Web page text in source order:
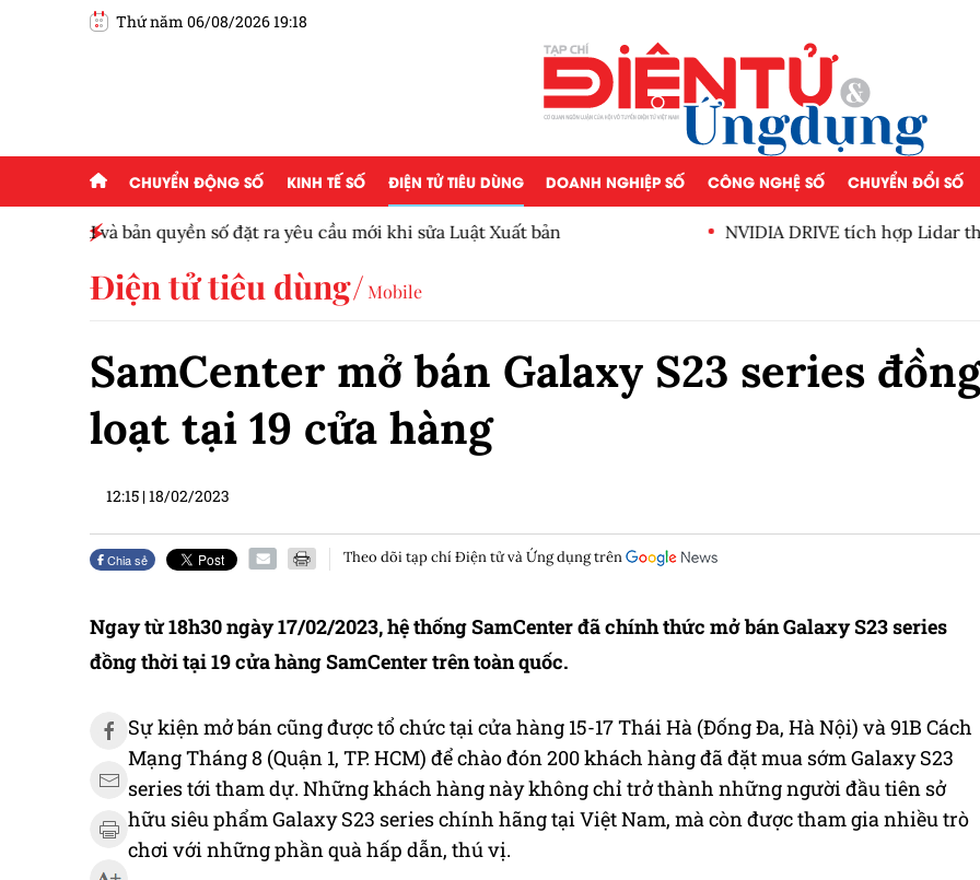
Thứ năm 06/08/2026 19:18
CHUYỂN ĐỘNG SỐ KINH TẾ SỐ ĐIỆN TỬ TIÊU DÙNG DOANH NGHIỆP SỐ CÔNG NGHỆ SỐ CHUYỂN ĐỔI SỐ
NVIDIA DRIVE tích hợp Lidar thích ứng góc rộng 120 độ dành cho xe tự lái
Đào tạo nhân lực trở thành
Điện tử tiêu dùng Mobile
SamCenter mở bán Galaxy S23 series đồng
loạt tại 19 cửa hàng
12:15 |18/02/2023
Chia sẻ Theo dõi tạp chí Điện tử và Ứng dụng trên
Ngay từ 18h30 ngày 17/02/2023, hệ thống SamCenter đã chính thức mở bán Galaxy S23 series
đồng thời tại 19 cửa hàng SamCenter trên toàn quốc.
Sự kiện mở bán cũng được tổ chức tại cửa hàng 15-17 Thái Hà (Đống Đa, Hà Nội) và 91B Cách
Mạng Tháng 8 (Quận 1, TP. HCM) để chào đón 200 khách hàng đã đặt mua sớm Galaxy S23
series tới tham dự. Những khách hàng này không chỉ trở thành những người đầu tiên sở
hữu siêu phẩm Galaxy S23 series chính hãng tại Việt Nam, mà còn được tham gia nhiều trò
chơi với những phần quà hấp dẫn, thú vị.